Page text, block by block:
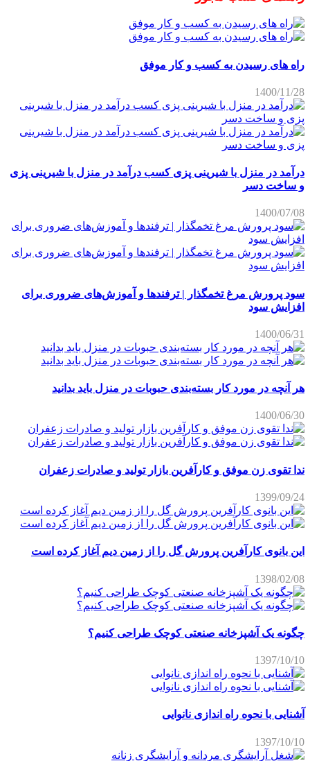
راه های رسیدن به کسب و کار موفق
1400/11/28
درآمد در منزل با شیرینی پزی کسب درآمد در منزل با شیرینی پزی
و ساخت دسر
1400/07/08
سود پرورش مرغ تخمگذار | ترفندها و آموزش‌های ضروری برای
افزایش سود
1400/06/31
هر آنچه در مورد کار بسته‌بندی حبوبات در منزل باید بدانید
1400/06/30
ندا تقوی زن موفق و کارآفرین بازار تولید و صادرات زعفران
1399/09/24
این بانوی کارآفرین پرورش گل را از زمین دیم آغاز کرده است
1398/02/08
چگونه یک آشپزخانه صنعتی کوچک طراحی کنیم؟
1397/10/10
آشنایی با نحوه راه اندازی نانوایی
1397/10/10